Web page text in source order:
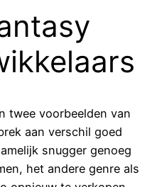
twee voorbeelden van
aan verschil goed
snugger genoeg
het andere genre als